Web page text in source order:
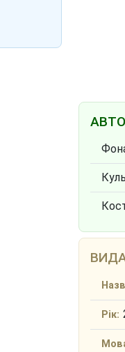
Рік: